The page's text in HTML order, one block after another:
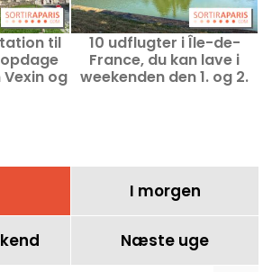
til
og
10 udflugter i Île-de-
France, du kan lave i
weekenden den 1. og 2.
I morgen
Næste uge